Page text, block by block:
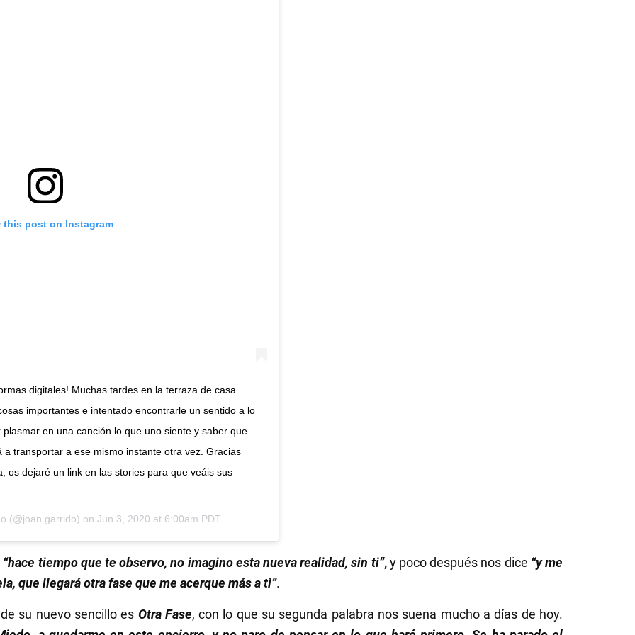
this post on Instagram
digitales! Muchas tardes en la terraza de casa
importantes e intentado encontrarle un sentido a lo
en una canción lo que uno siente y saber que
transportar a ese mismo instante otra vez. Gracias
os dejaré un link en las stories para que veáis sus
(@joan.garrido) on Jun 3, 2020 at 6:00am PDT
“hace tiempo que te observo, no imagino esta nueva realidad, sin ti”,y poco después nos dice “y me
que llegará otra fase que me acerque más a ti”.
su nuevo sencillo es Otra Fase, con lo que su segunda palabra nos suena mucho a días de hoy.